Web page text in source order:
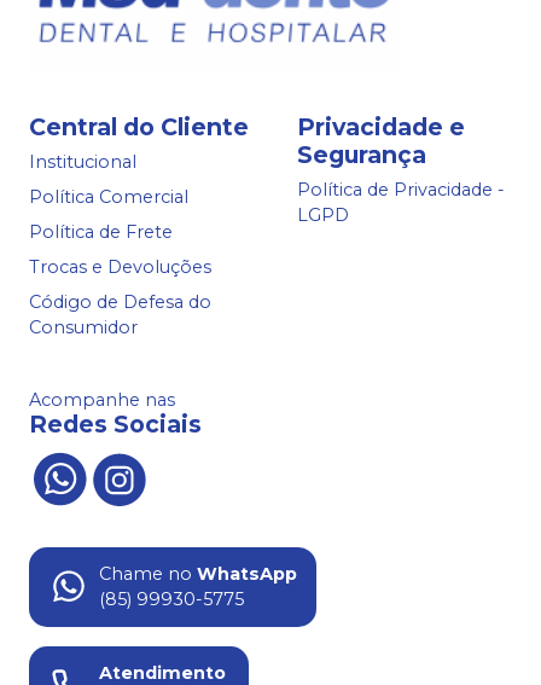
Central do Cliente
Institucional
Política Comercial
Política de Frete
Trocas e Devoluções
Código de Defesa do
Consumidor
Privacidade e
Segurança
Política de Privacidade -
LGPD
Acompanhe nas
Redes Sociais
Chame no WhatsApp
(85) 99930-5775
Atendimento